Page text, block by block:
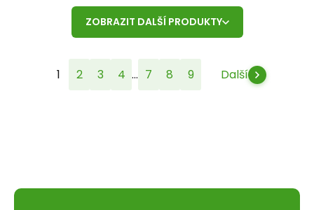
ZOBRAZIT DALŠÍ PRODUKTY
1 2 3 4 ... 7 8 9 Další